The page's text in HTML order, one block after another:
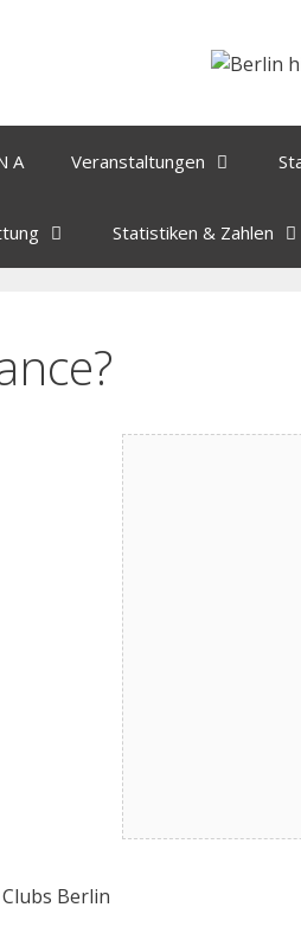
A Veranstaltungen
Statistiken & Zahlen
Berlin